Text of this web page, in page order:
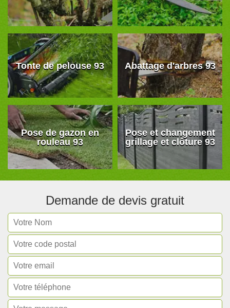
Tonte de pelouse 93 Abattage d'arbres 93
Pose de gazon en
rouleau 93
Pose et changement
grillage et clôture 93
Demande de devis gratuit